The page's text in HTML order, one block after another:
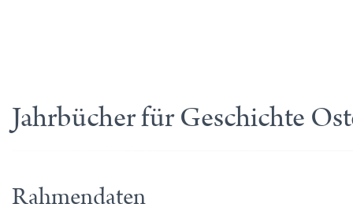
Jahrbücher für Geschichte